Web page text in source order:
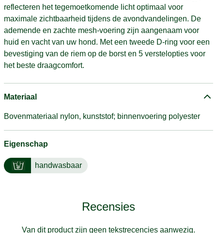
reflecteren het tegemoetkomende licht optimaal voor
maximale zichtbaarheid tijdens de avondvandelingen. De
ademende en zachte mesh-voering zijn aangenaam voor
huid en vacht van uw hond. Met een tweede D-ring voor een
bevestiging van de riem op de borst en 5 verstelopties voor
het beste draagcomfort.
Materiaal
Bovenmateriaal nylon, kunststof; binnenvoering polyester
Eigenschap
handwasbaar
Recensies
Van dit product zijn geen tekstrecencies aanwezig.